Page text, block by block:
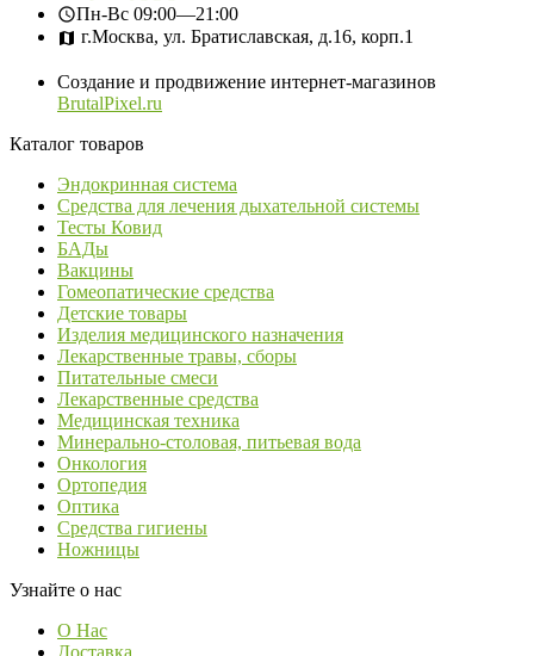
Пн-Вс 09:00—21:00
г.Москва, ул. Братиславская, д.16, корп.1
Создание и продвижение интернет-магазинов
BrutalPixel.ru
Каталог товаров
Эндокринная система
Средства для лечения дыхательной системы
Тесты Ковид
БАДы
Вакцины
Гомеопатические средства
Детские товары
Изделия медицинского назначения
Лекарственные травы, сборы
Питательные смеси
Лекарственные средства
Медицинская техника
Минерально-столовая, питьевая вода
Онкология
Ортопедия
Оптика
Средства гигиены
Ножницы
Узнайте о нас
О Нас